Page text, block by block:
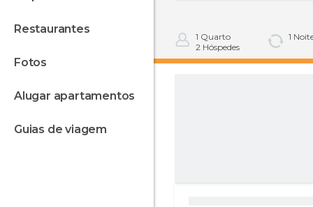
restaurantes
fotos
alugar apartamentos
guias de viagem
1 Quarto
2 Hóspedes
1